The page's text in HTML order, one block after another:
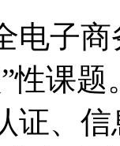
电子
性课
证、